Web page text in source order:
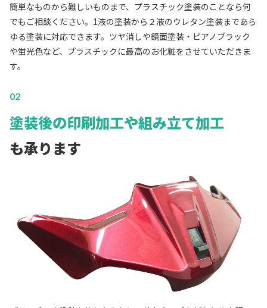
簡単なものから難しいものまで、プラスチック塗装のことなら何
でもご相談ください。1液の塗装から２液のウレタン塗装まであら
ゆる塗装に対応できます。ツヤ消しや鏡面塗装・ピアノブラック
や蛍光色など、プラスチックに最高のお化粧をさせていただきま
す。
02
塗装後の印刷加工や組み立て加工
も承ります